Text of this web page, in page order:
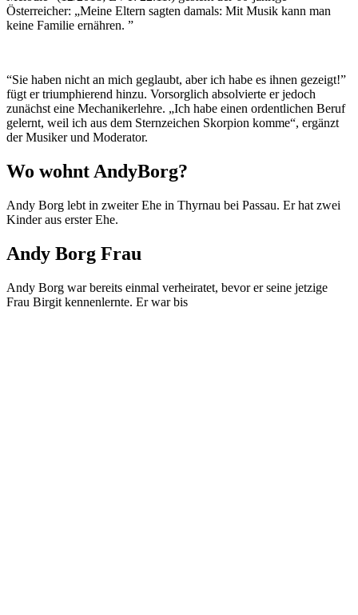
Österreicher: „Meine Eltern sagten damals: Mit Musik kann man
keine Familie ernähren. ”
“Sie haben nicht an mich geglaubt, aber ich habe es ihnen gezeigt!”
fügt er triumphierend hinzu. Vorsorglich absolvierte er jedoch
zunächst eine Mechanikerlehre. „Ich habe einen ordentlichen Beruf
gelernt, weil ich aus dem Sternzeichen Skorpion komme“, ergänzt
der Musiker und Moderator.
Wo wohnt AndyBorg?
Andy Borg lebt in zweiter Ehe in Thyrnau bei Passau. Er hat zwei
Kinder aus erster Ehe.
Andy Borg Frau
Andy Borg war bereits einmal verheiratet, bevor er seine jetzige
Frau Birgit kennenlernte. Er war bis